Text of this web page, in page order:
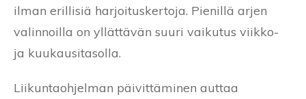
ilman erillisiä harjoituskertoja. Pienillä arjen
valinnoilla on yllättävän suuri vaikutus viikko-
ja kuukausitasolla.
Liikuntaohjelman päivittäminen auttaa